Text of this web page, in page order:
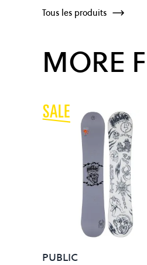
Tous les produits
MORE
PUBLIC